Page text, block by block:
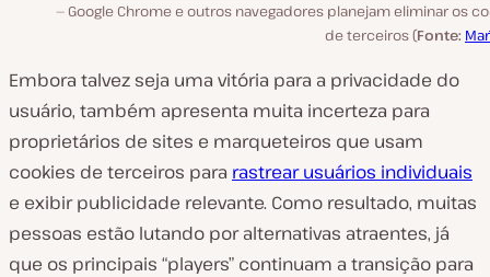
Google Chrome e outros navegadores planejam eliminar os
de terceiros (Fonte:
Embora talvez seja uma vitória para a privacidade do
usuário, também apresenta muita incerteza para
proprietários de sites e marqueteiros que usam
cookies de terceiros para rastrear usuários individuais
e exibir publicidade relevante. Como resultado, muitas
pessoas estão lutando por alternativas atraentes, já
que os principais “players” continuam a transição para